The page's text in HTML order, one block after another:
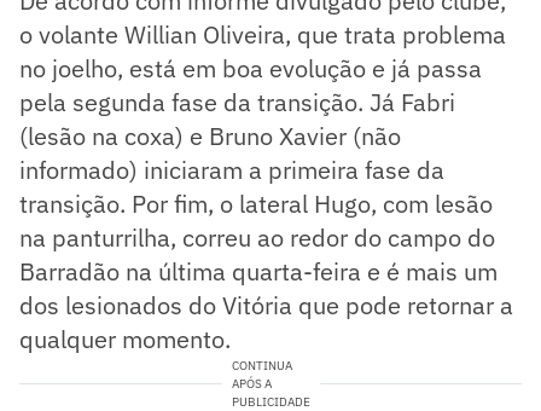
o volante Willian Oliveira, que trata problema
no joelho, está em boa evolução e já passa
pela segunda fase da transição. Já Fabri
(lesão na coxa) e Bruno Xavier (não
informado) iniciaram a primeira fase da
transição. Por fim, o lateral Hugo, com lesão
na panturrilha, correu ao redor do campo do
Barradão na última quarta-feira e é mais um
dos lesionados do Vitória que pode retornar a
qualquer momento.
CONTINUA
APÓS A
PUBLICIDADE